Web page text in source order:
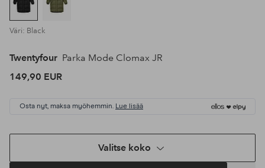
Väri: Black
Twentyfour Parka Mode Clomax JR
149,90 EUR
Osta nyt, maksa myöhemmin. Lue lisää
Valitse koko